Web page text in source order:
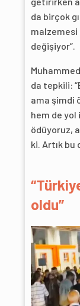
da birçok
malzemesi
değişiyor”.
da tepkili:
ama şimdi
hem de yol
ödüyoruz,
ki. Artık bu
oldu”